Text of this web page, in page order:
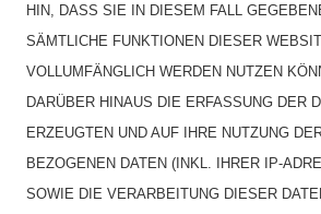
HIN, DASS SIE IN DIESEM FALL
SÄMTLICHE FUNKTIONEN DIESER
VOLLUMFÄNGLICH WERDEN NUTZEN
DARÜBER HINAUS DIE ERFASSUNG DER
ERZEUGTEN UND AUF IHRE NUTZUNG
BEZOGENEN DATEN (INKL. IHRER IP-
SOWIE DIE VERARBEITUNG DIESER